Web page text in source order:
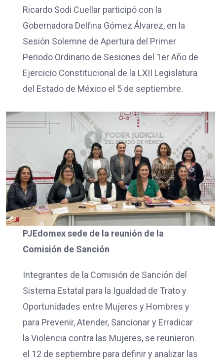
Ricardo Sodi Cuellar participó con la
Gobernadora Delfina Gómez Álvarez, en la
Sesión Solemne de Apertura del Primer
Periodo Ordinario de Sesiones del 1er Año de
Ejercicio Constitucional de la LXII Legislatura
del Estado de México el 5 de septiembre.
PJEdomex sede de la reunión de la
Comisión de Sanción
Integrantes de la Comisión de Sanción del
Sistema Estatal para la Igualdad de Trato y
Oportunidades entre Mujeres y Hombres y
para Prevenir, Atender, Sancionar y Erradicar
la Violencia contra las Mujeres, se reunieron
el 12 de septiembre para definir y analizar las